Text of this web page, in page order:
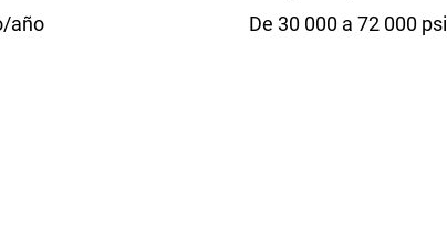
año
De 30 000 a 72 000 psi